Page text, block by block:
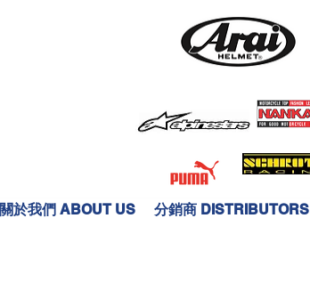
關於我們 ABOUT US 分銷商 DISTRIBUTORS